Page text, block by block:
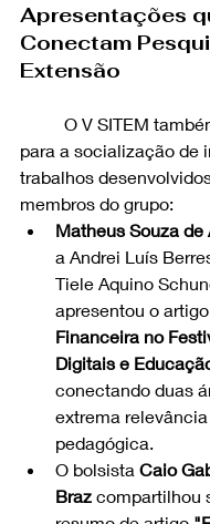
Apresentações
Conectam
Extensão
para a socialização de
trabalhos
membros do grupo:
Matheus Souza de
a Andrei Luís
Tiele Aquino
apresentou o artigo
Financeira no
Digitais e
conectando duas
extrema
pedagógica.
O bolsista Caio
Braz compartilhou